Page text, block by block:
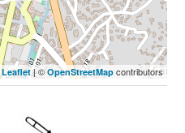
Leaflet| © OpenStreetMapcontributors